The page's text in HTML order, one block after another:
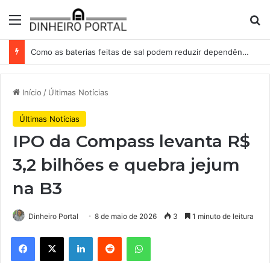
Menu
Como as baterias feitas de sal podem reduzir dependência da China na corrida por energia
Início / Últimas Notícias
Últimas Notícias
IPO da Compass levanta R$
3,2 bilhões e quebra jejum
na B3
Dinheiro Portal 8 de maio de 2026 3 1 minuto de leitura
Facebook
X LinkedinReddit WhatsApp